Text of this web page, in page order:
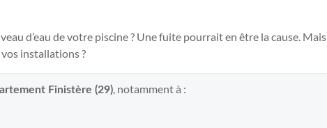
d’eau de votre piscine ? Une fuite pourrait en être la cause. Mais
installations ?
Finistère (29), notamment à :